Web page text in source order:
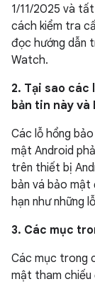
1/11/2025 và
cách kiểm tra
đọc hướng dẫn
Watch.
2. Tại sao các
bản tin này và
Các lỗ hổng
mật Android
trên thiết bị
bản vá bảo mật
hạn như những
3. Các mục
Các mục trong
mật tham chiếu